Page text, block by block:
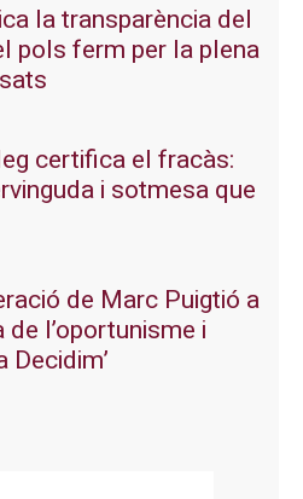
la transparència del
pols ferm per la plena
certifica el fracàs:
i sotmesa que
de Marc Puigtió a
l’oportunisme i
Decidim’